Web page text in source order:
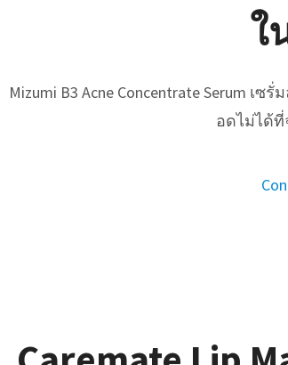
ใ
Mizumi B3 Acne Concentrate Serum
อดไม่ได้